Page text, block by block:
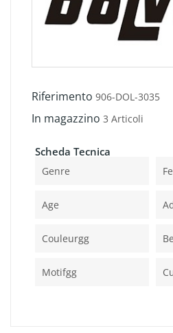
Riferimento 906-DOL-3035
In magazzino 3 Articoli
Scheda Tecnica
Genre
Age
Couleurgg
Motifgg